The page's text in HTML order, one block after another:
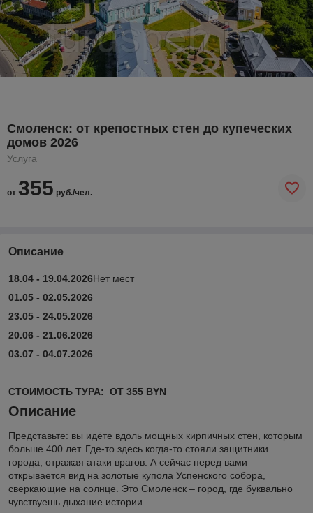
Смоленск: от крепостных стен до купеческих
домов 2026
Услуга
от 355 руб./чел.
Описание
18.04 - 19.04.2026Нет мест
01.05 - 02.05.2026
23.05 - 24.05.2026
20.06 - 21.06.2026
03.07 - 04.07.2026
СТОИМОСТЬ ТУРА: ОТ 355 BYN
Описание
Представьте: вы идёте вдоль мощных кирпичных стен, которым
больше 400 лет. Где-то здесь когда-то стояли защитники
города, отражая атаки врагов. А сейчас перед вами
открывается вид на золотые купола Успенского собора,
сверкающие на солнце. Это Смоленск – город, где буквально
чувствуешь дыхание истории.